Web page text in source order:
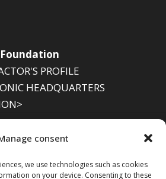
consent
we use technologies such as cookies
on your device. Consenting to these
Foundation
PROFILE
HEADQUARTERS
Museum (Alicante
SEAT OF THE PROVINCIAL